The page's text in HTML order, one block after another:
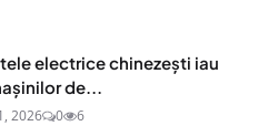
electrice chinezești iau
de...
2026 0 6